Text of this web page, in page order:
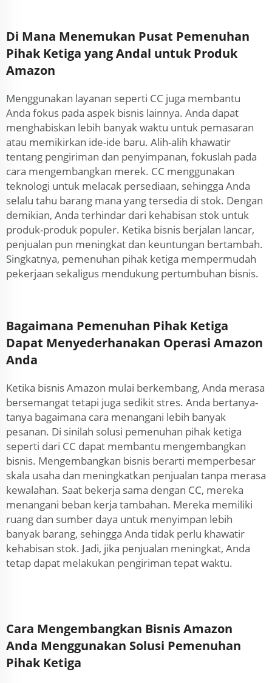
Di Mana Menemukan Pusat Pemenuhan
Pihak Ketiga yang Andal untuk Produk
Amazon
Menggunakan layanan seperti CC juga membantu
Anda fokus pada aspek bisnis lainnya. Anda dapat
menghabiskan lebih banyak waktu untuk pemasaran
atau memikirkan ide-ide baru. Alih-alih khawatir
tentang pengiriman dan penyimpanan, fokuslah pada
cara mengembangkan merek. CC menggunakan
teknologi untuk melacak persediaan, sehingga Anda
selalu tahu barang mana yang tersedia di stok. Dengan
demikian, Anda terhindar dari kehabisan stok untuk
produk-produk populer. Ketika bisnis berjalan lancar,
penjualan pun meningkat dan keuntungan bertambah.
Singkatnya, pemenuhan pihak ketiga mempermudah
pekerjaan sekaligus mendukung pertumbuhan bisnis.
Bagaimana Pemenuhan Pihak Ketiga
Dapat Menyederhanakan Operasi Amazon
Anda
Ketika bisnis Amazon mulai berkembang, Anda merasa
bersemangat tetapi juga sedikit stres. Anda bertanya-
tanya bagaimana cara menangani lebih banyak
pesanan. Di sinilah solusi pemenuhan pihak ketiga
seperti dari CC dapat membantu mengembangkan
bisnis. Mengembangkan bisnis berarti memperbesar
skala usaha dan meningkatkan penjualan tanpa merasa
kewalahan. Saat bekerja sama dengan CC, mereka
menangani beban kerja tambahan. Mereka memiliki
ruang dan sumber daya untuk menyimpan lebih
banyak barang, sehingga Anda tidak perlu khawatir
kehabisan stok. Jadi, jika penjualan meningkat, Anda
tetap dapat melakukan pengiriman tepat waktu.
Cara Mengembangkan Bisnis Amazon
Anda Menggunakan Solusi Pemenuhan
Pihak Ketiga